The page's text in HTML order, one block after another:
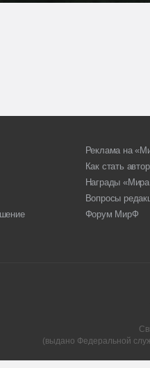
Реклама на
Как стать
Награды
Вопросы
Форум МирФ
(выдано Федеральной